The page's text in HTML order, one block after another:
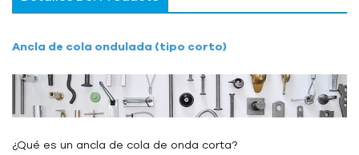
Ancla de cola ondulada (tipo corto)
¿Qué es un ancla de cola de onda corta?